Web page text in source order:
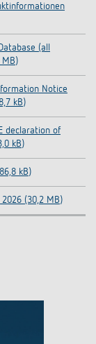
(all
MB)
Notice
kB)
declaration of
kB)
kB)
(30,2 MB)